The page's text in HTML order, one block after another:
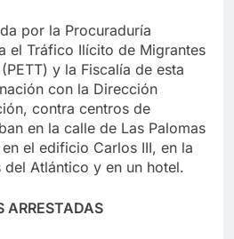
por la Procuraduría
el Tráfico Ilícito de Migrantes
y la Fiscalía de esta
con la Dirección
contra centros de
en la calle de Las Palomas
en el edificio Carlos III, en la
Atlántico y en un hotel.
ARRESTADAS